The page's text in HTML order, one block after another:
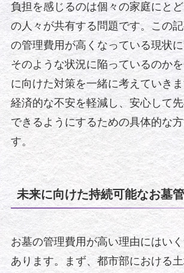
負担を感じるのは個々の家庭にと
の人々が共有する問題です。この
の管理費用が高くなっている現状
そのような状況に陥っているのか
に向けた対策を一緒に考えていき
経済的な不安を軽減し、安心して
できるようにするための具体的な
す。
未来に向けた持続可能なお墓
お墓の管理費用が高い理由にはい
あります。まず、都市部における